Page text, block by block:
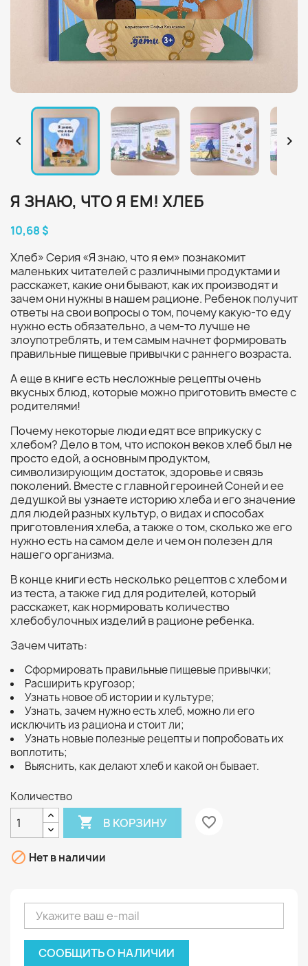
 
Я ЗНАЮ, ЧТО Я ЕМ! ХЛЕБ
10,68 $
Хлеб» Серия «Я знаю, что я ем» познакомит
маленьких читателей с различными продуктами и
расскажет, какие они бывают, как их производят и
зачем они нужны в нашем рационе. Ребенок получит
ответы на свои вопросы о том, почему какую-то еду
нужно есть обязательно, а чем-то лучше не
злоупотреблять, и тем самым начнет формировать
правильные пищевые привычки с раннего возраста.
А еще в книге есть несложные рецепты очень
вкусных блюд, которые можно приготовить вместе с
родителями!
Почему некоторые люди едят все вприкуску с
хлебом? Дело в том, что испокон веков хлеб был не
просто едой, а основным продуктом,
символизирующим достаток, здоровье и связь
поколений. Вместе с главной героиней Соней и ее
дедушкой вы узнаете историю хлеба и его значение
для людей разных культур, о видах и способах
приготовления хлеба, а также о том, сколько же его
нужно есть на самом деле и чем он полезен для
нашего организма.
В конце книги есть несколько рецептов с хлебом и
из теста, а также гид для родителей, который
расскажет, как нормировать количество
хлебобулочных изделий в рационе ребенка.
Зачем читать:
Сформировать правильные пищевые привычки;
Расширить кругозор;
Узнать новое об истории и культуре;
Узнать, зачем нужно есть хлеб, можно ли его
исключить из рациона и стоит ли;
Узнать новые полезные рецепты и попробовать их
воплотить;
Выяснить, как делают хлеб и какой он бывает.
Количество
 В КОРЗИНУ favorite_border
 Нет в наличии
СООБЩИТЬ О НАЛИЧИИ